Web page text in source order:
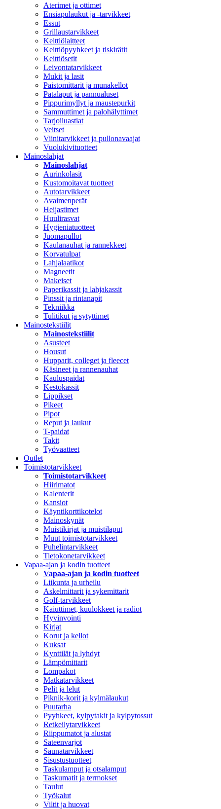
Aterimet ja ottimet
Ensiapulaukut ja -tarvikkeet
Essut
Grillaustarvikkeet
Keittiölaitteet
Keittiöpyyhkeet ja tiskirätit
Keittiösetit
Leivontatarvikkeet
Mukit ja lasit
Paistomittarit ja munakellot
Patalaput ja pannualuset
Pippurimyllyt ja maustepurkit
Sammuttimet ja palohälyttimet
Tarjoiluastiat
Veitset
Viinitarvikkeet ja pullonavaajat
Vuolukivituotteet
Mainoslahjat
Mainoslahjat
Aurinkolasit
Kustomoitavat tuotteet
Autotarvikkeet
Avaimenperät
Heijastimet
Huulirasvat
Hygieniatuotteet
Juomapullot
Kaulanauhat ja rannekkeet
Korvatulpat
Lahjalaatikot
Magneetit
Makeiset
Paperikassit ja lahjakassit
Pinssit ja rintanapit
Tekniikka
Tulitikut ja sytyttimet
Mainostekstiilit
Mainostekstiilit
Asusteet
Housut
Hupparit, colleget ja fleecet
Käsineet ja rannenauhat
Kauluspaidat
Kestokassit
Lippikset
Pikeet
Pipot
Reput ja laukut
T-paidat
Takit
Työvaatteet
Outlet
Toimistotarvikkeet
Toimistotarvikkeet
Hiirimatot
Kalenterit
Kansiot
Käyntikorttikotelot
Mainoskynät
Muistikirjat ja muistilaput
Muut toimistotarvikkeet
Puhelintarvikkeet
Tietokonetarvikkeet
Vapaa-ajan ja kodin tuotteet
Vapaa-ajan ja kodin tuotteet
Liikunta ja urheilu
Askelmittarit ja sykemittarit
Golf-tarvikkeet
Kaiuttimet, kuulokkeet ja radiot
Hyvinvointi
Kirjat
Korut ja kellot
Kuksat
Kynttilät ja lyhdyt
Lämpömittarit
Lompakot
Matkatarvikkeet
Pelit ja lelut
Piknik-korit ja kylmälaukut
Puutarha
Pyyhkeet, kylpytakit ja kylpytossut
Retkeilytarvikkeet
Riippumatot ja alustat
Sateenvarjot
Saunatarvikkeet
Sisustustuotteet
Taskulamput ja otsalamput
Taskumatit ja termokset
Taulut
Työkalut
Viltit ja huovat